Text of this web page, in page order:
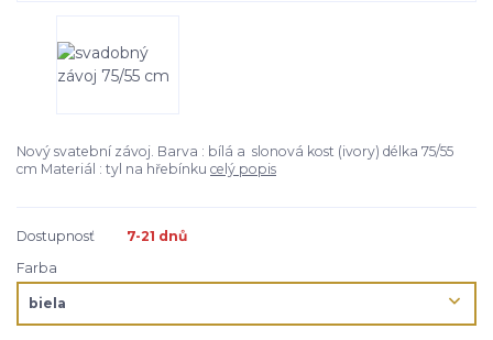
Nový svatební závoj. Barva : bílá a slonová kost (ivory) délka 75/55
cm Materiál : tyl na hřebínku celý popis
Dostupnosť
7-21 dnů
Farba